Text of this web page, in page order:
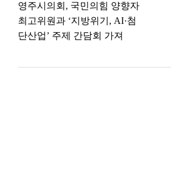
영주시의회, 국민의힘 양향자
최고위원과 ‘지방위기, AI·첨
단산업’ 주제 간담회 가져